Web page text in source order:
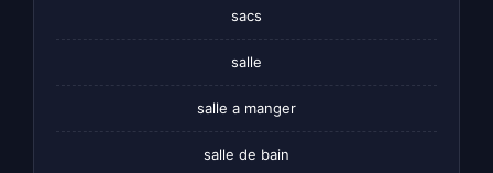
sacs
salle
salle a manger
salle de bain